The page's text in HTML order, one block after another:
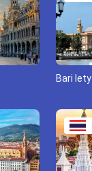
Bari lety